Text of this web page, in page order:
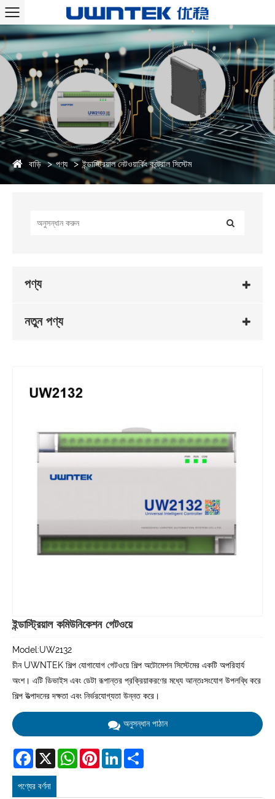
বাড়ি পণ্য ইন্ডাস্ট্রিয়াল নেটওয়ার্কিং কন্ট্রোল সিস্টেম
পণ্য
নতুন পণ্য
ইন্ডাস্ট্রিয়াল কমিউনিকেশন গেটওয়ে
Model:UW2132
চীন UWNTEK শিল্প যোগাযোগ গেটওয়ে শিল্প অটোমেশন সিস্টেমের একটি অপরিহার্য
অংশ। এটি ডিভাইস এবং ডেটা রূপান্তর প্রক্রিয়াকরণের মধ্যে আন্তঃসংযোগ উপলব্ধি করে
শিল্প উত্পাদনের দক্ষতা এবং নির্ভরযোগ্যতা উন্নত করে।
অনুসন্ধান পাঠান
Facebook
X WhatsAppPinterestLinkedIn
পণ্যের বর্ণনা